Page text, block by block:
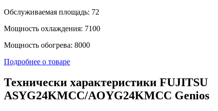
Обслуживаемая площадь: 72
Мощность охлаждения: 7100
Мощность обогрева: 8000
Подробнее о товаре
Технически характеристики FUJITSU
ASYG24KMCC/AOYG24KMCC Genios